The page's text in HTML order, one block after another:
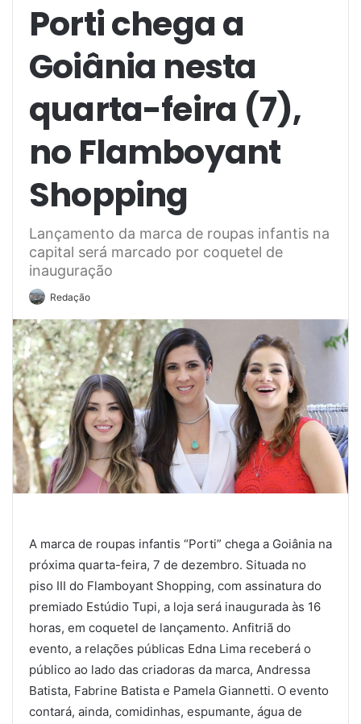
Porti chega a
Goiânia nesta
quarta-feira (7),
no Flamboyant
Shopping
Lançamento da marca de roupas infantis na
capital será marcado por coquetel de
inauguração
Redação
A marca de roupas infantis “Porti” chega a Goiânia na
próxima quarta-feira, 7 de dezembro. Situada no
piso III do Flamboyant Shopping, com assinatura do
premiado Estúdio Tupi, a loja será inaugurada às 16
horas, em coquetel de lançamento. Anfitriã do
evento, a relações públicas Edna Lima receberá o
público ao lado das criadoras da marca, Andressa
Batista, Fabrine Batista e Pamela Giannetti. O evento
contará, ainda, comidinhas, espumante, água de